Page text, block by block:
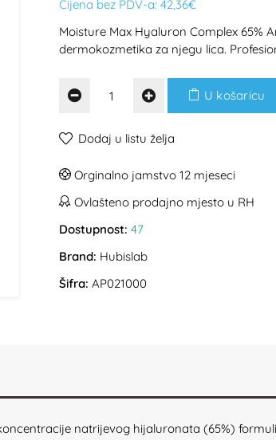
Cijena bez PDV-a: 42,36€
Moisture Max Hyaluron Complex 65%
dermokozmetika za njegu lica.
U košaricu
Dodaj u listu želja
Orginalno jamstvo 12 mjeseci
Ovlašteno prodajno mjesto u RH
Dostupnost: 47
Brand: Hubislab
Šifra: AP021000
natrijevog hijaluronata (65%)